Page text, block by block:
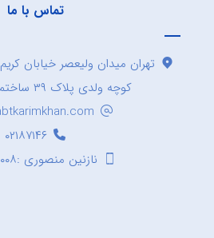
تماس با ما
تهران میدان ولیعصر خیابان
کوچه ولدی پلاک ۳۹ ساختمان کریم خان
۰۲۱۸۷۱۴۶
نازنین منصوری :۰۹۱۲۸۴۷۹۰۰۸